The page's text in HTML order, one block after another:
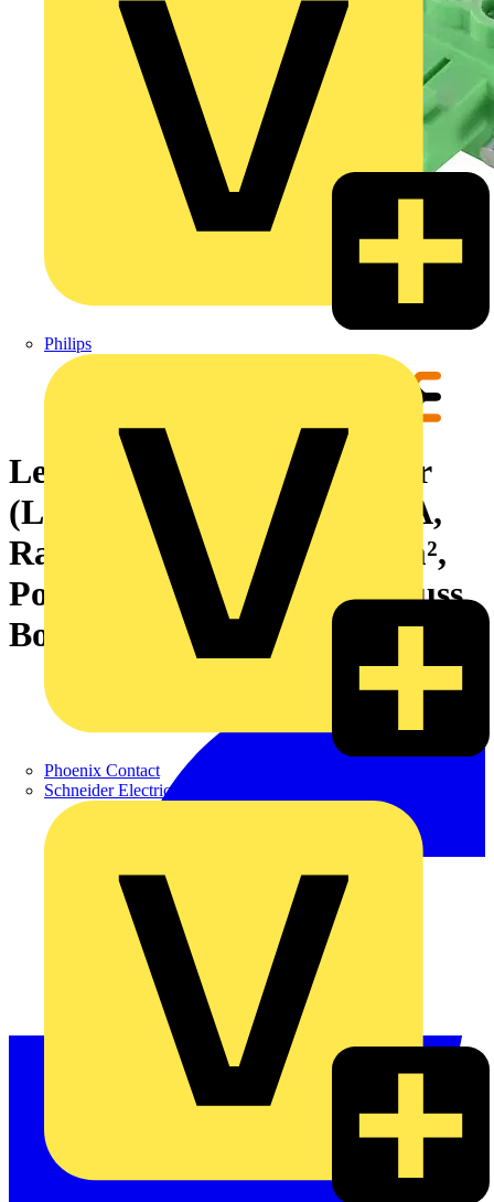
Philips
Phoenix Contact
Schneider Electric
Leiterplattensteckverbinder
(Leiteranschluss), 160 V, 8 A,
Raster in mm: 3.50, 1.5 mm²,
Polzahl: 2, Zugbügelanschluss,
Box